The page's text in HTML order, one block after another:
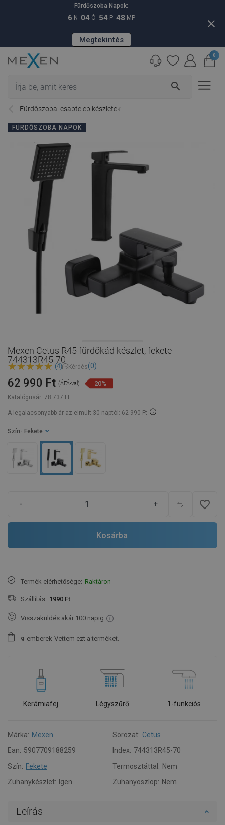
Fürdőszoba Napok:
6 N 04 Ó 54 P 47 MP
Megtekintés
close
search
0
Fürdőszobai csaptelep készletek
FÜRDŐSZOBA NAPOK
Mexen Cetus R45 fürdőkád készlet, fekete -
744313R45-70
(4) Kérdés(0)
Katalógusár: 78 737 Ft
62 990 Ft (ÁFÁ-val) 20%
A legalacsonyabb ár az elmúlt 30 naptól: 62 990 Ft
Szín - Fekete
- + favorite_border
Kosárba
Termék elérhetősége: Raktáron
Szállítás: 1990 Ft
Visszaküldés akár 100 napig
9 emberek Vettem ezt a terméket.
Kerámiafej Légyszűrő 1-funkciós
Márka: Mexen Sorozat: Cetus
Ean: 5907709188259 Index: 744313R45-70
Szín: Fekete Termosztáttal: Nem
Zuhanykészlet:
Igen Zuhanyoszlop: Nem
Leírás